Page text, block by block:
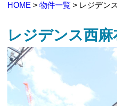
HOME > 物件一覧 > レジデン
レジデンス西